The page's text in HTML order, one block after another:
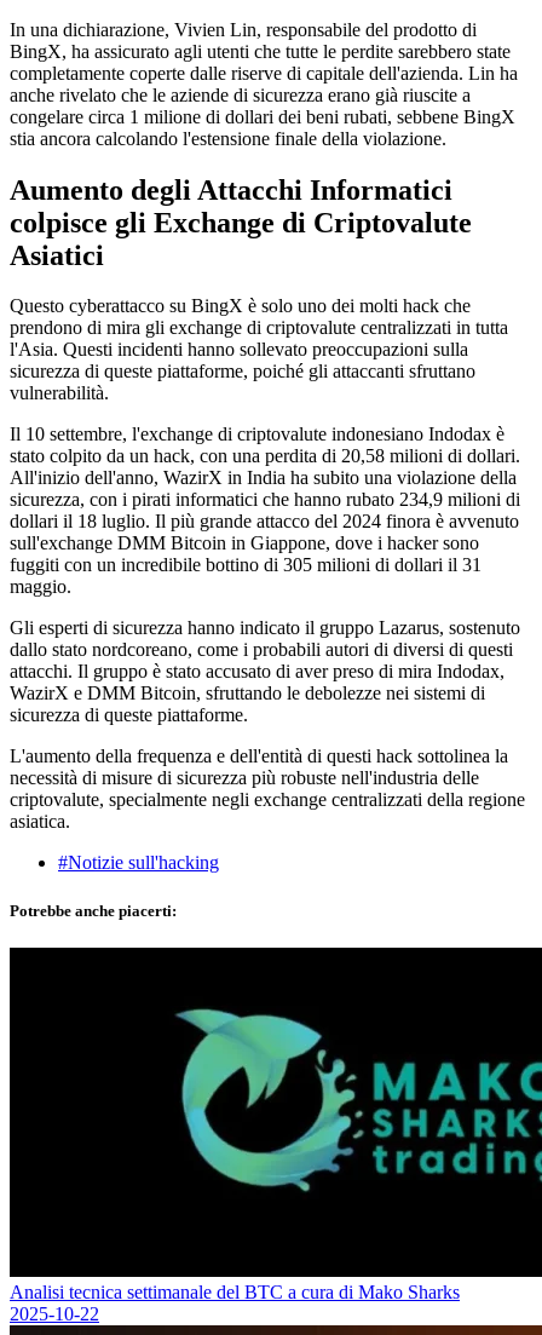
In una dichiarazione, Vivien Lin, responsabile del prodotto di
BingX, ha assicurato agli utenti che tutte le perdite sarebbero state
completamente coperte dalle riserve di capitale dell'azienda. Lin ha
anche rivelato che le aziende di sicurezza erano già riuscite a
congelare circa 1 milione di dollari dei beni rubati, sebbene BingX
stia ancora calcolando l'estensione finale della violazione.
Aumento degli Attacchi Informatici
colpisce gli Exchange di Criptovalute
Asiatici
Questo cyberattacco su BingX è solo uno dei molti hack che
prendono di mira gli exchange di criptovalute centralizzati in tutta
l'Asia. Questi incidenti hanno sollevato preoccupazioni sulla
sicurezza di queste piattaforme, poiché gli attaccanti sfruttano
vulnerabilità.
Il 10 settembre, l'exchange di criptovalute indonesiano Indodax è
stato colpito da un hack, con una perdita di 20,58 milioni di dollari.
All'inizio dell'anno, WazirX in India ha subito una violazione della
sicurezza, con i pirati informatici che hanno rubato 234,9 milioni di
dollari il 18 luglio. Il più grande attacco del 2024 finora è avvenuto
sull'exchange DMM Bitcoin in Giappone, dove i hacker sono
fuggiti con un incredibile bottino di 305 milioni di dollari il 31
maggio.
Gli esperti di sicurezza hanno indicato il gruppo Lazarus, sostenuto
dallo stato nordcoreano, come i probabili autori di diversi di questi
attacchi. Il gruppo è stato accusato di aver preso di mira Indodax,
WazirX e DMM Bitcoin, sfruttando le debolezze nei sistemi di
sicurezza di queste piattaforme.
L'aumento della frequenza e dell'entità di questi hack sottolinea la
necessità di misure di sicurezza più robuste nell'industria delle
criptovalute, specialmente negli exchange centralizzati della regione
asiatica.
#Notizie sull'hacking
Potrebbe anche piacerti:
Analisi tecnica settimanale del BTC a cura di Mako Sharks
2025-10-22